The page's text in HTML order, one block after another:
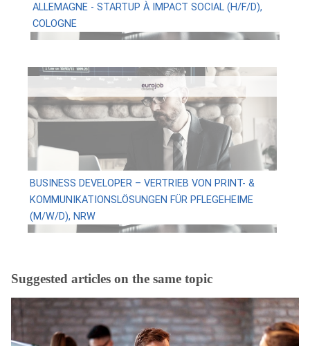
ALLEMAGNE - STARTUP À IMPACT SOCIAL (H/F/D),
COLOGNE
BUSINESS DEVELOPER – VERTRIEB VON PRINT- &
KOMMUNIKATIONSLÖSUNGEN FÜR PFLEGEHEIME
(M/W/D), NRW
Suggested articles on the same topic